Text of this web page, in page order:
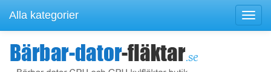
Alla kategorier